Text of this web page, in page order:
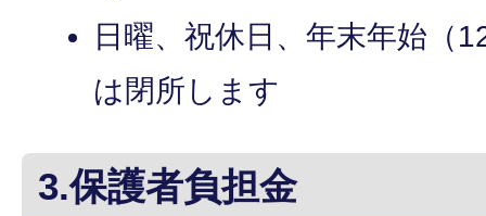
日曜、祝休日、年末年始（
は閉所します
3.保護者負担金